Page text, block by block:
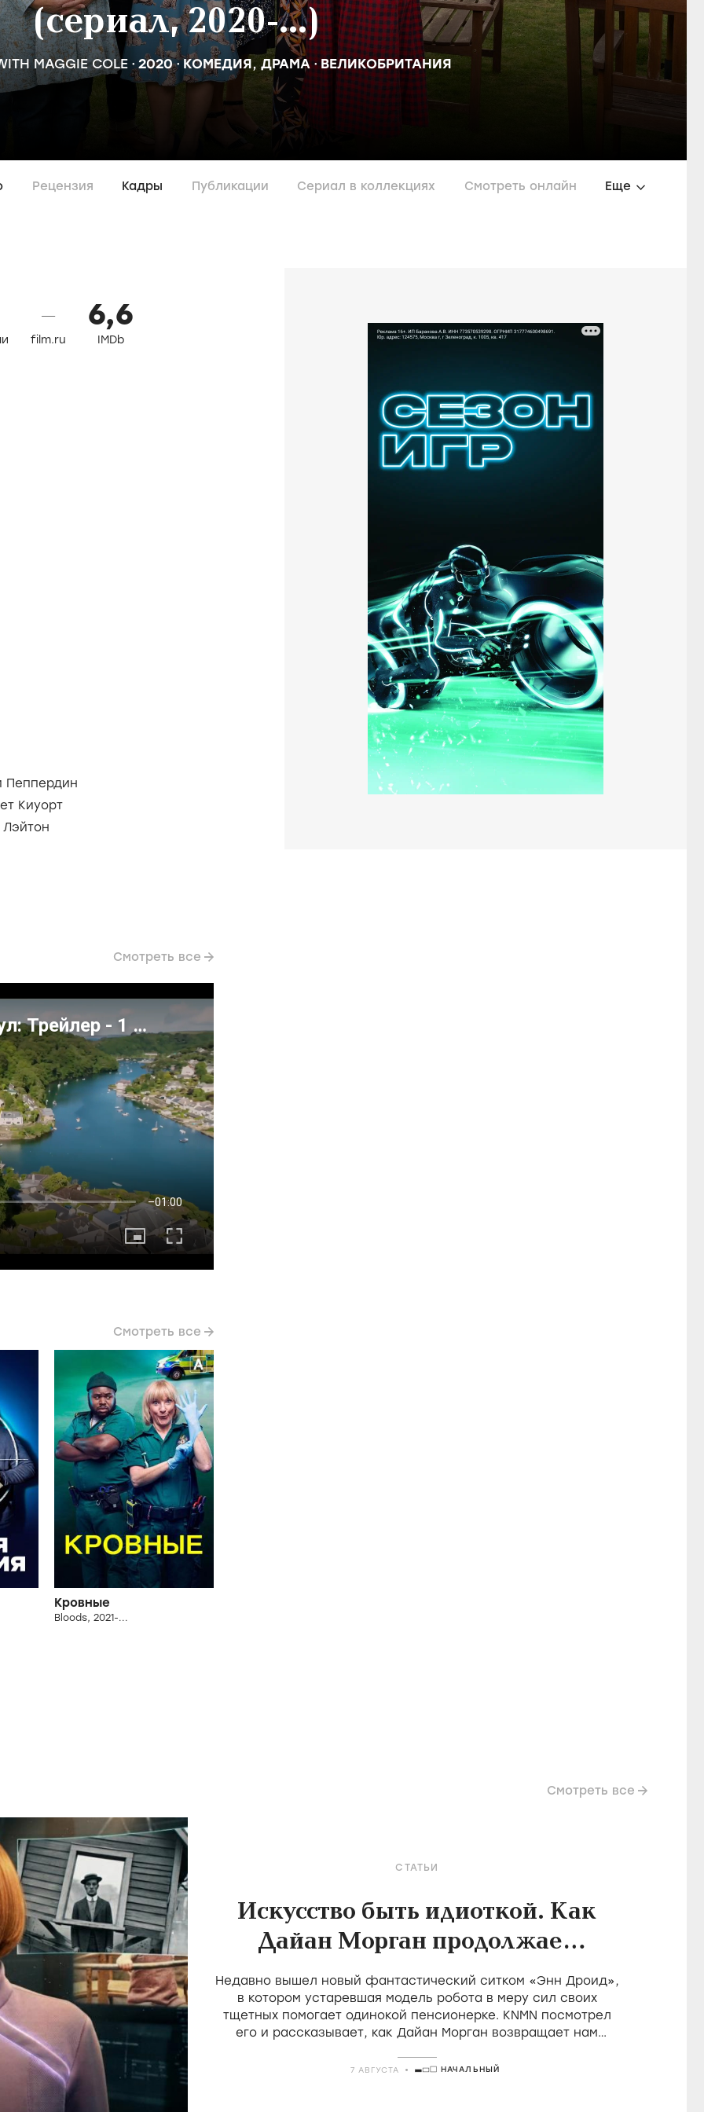
(сериал, 2020-...)
MAGGIE COLE 2020 КОМЕДИЯ, ДРАМА ВЕЛИКОБРИТАНИЯ
Рецензия Кадры Публикации Сериал в коллекциях Смотреть онлайн Еще
—
film.ru
6,6
IMDb
Пеппердин
Киуорт
Смотреть все
Смотреть все
Кровные
Bloods, 2021-...
Смотреть все
СТАТЬИ
Искусство быть идиоткой. Как
Дайан Морган продолжает
последнюю великую
традицию британской
комедии
Недавно вышел новый фантастический ситком «Энн Дроид»,
в котором устаревшая модель робота в меру сил своих
тщетных помогает одинокой пенсионерке. KNMN посмотрел
его и рассказывает, как Дайан Морган возвращает нам
7 АВГУСТА НАЧАЛЬНЫЙ